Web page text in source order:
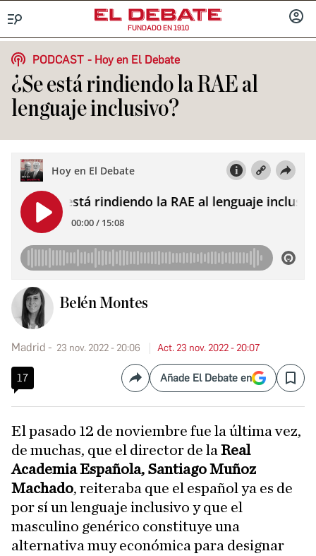
FUNDADO EN 1910
SESIÓN
PODCAST
Hoy en El Debate
¿Se está rindiendo la RAE al
lenguaje inclusivo?
Belén Montes
Madrid 23 nov. 2022 - 20:06 Act. 23 nov. 2022 - 20:07
17 CompartirAñade El Debate en Save
El pasado 12 de noviembre fue la última vez,
de muchas, que el director de la Real
Academia Española, Santiago Muñoz
Machado, reiteraba que el español ya es de
por sí un lenguaje inclusivo y que el
masculino genérico constituye una
alternativa muy económica para designar